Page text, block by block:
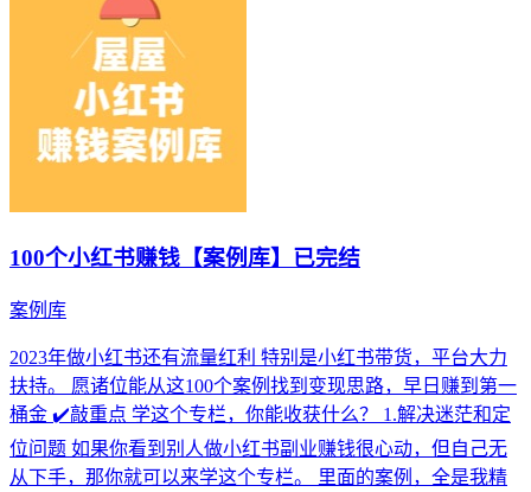
100个小红书赚钱【案例库】已完结
案例库
2023年做小红书还有流量红利 特别是小红书带货，平台大力
扶持。 愿诸位能从这100个案例找到变现思路，早日赚到第一
桶金 ✔️敲重点 学这个专栏，你能收获什么？ 1.解决迷茫和定
位问题 如果你看到别人做小红书副业赚钱很心动，但自己无
从下手，那你就可以来学这个专栏。 里面的案例，全是我精